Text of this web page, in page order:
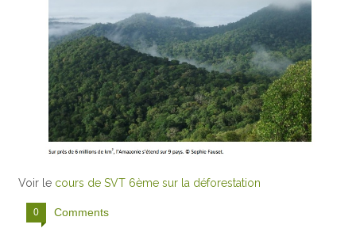
Voir le cours de SVT 6ème sur la déforestation
0 Comments